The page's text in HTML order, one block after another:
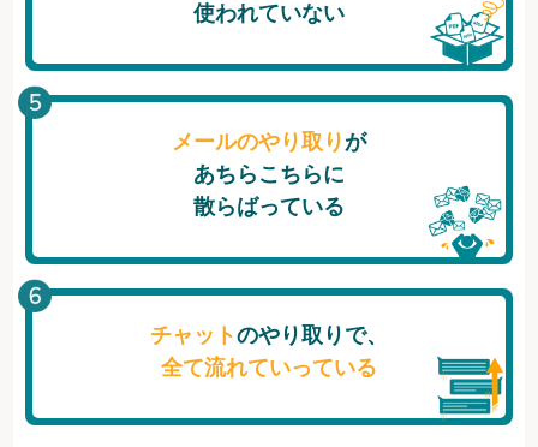
使われていない
メールのやり取り が
あちらこちらに
散らばっている
チャットのやり取りで、
全て流れていっている